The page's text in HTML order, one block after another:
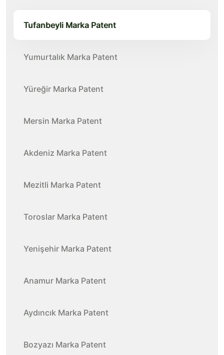
Tufanbeyli Marka Patent
Yumurtalık Marka Patent
Yüreğir Marka Patent
Mersin Marka Patent
Akdeniz Marka Patent
Mezitli Marka Patent
Toroslar Marka Patent
Yenişehir Marka Patent
Anamur Marka Patent
Aydıncık Marka Patent
Bozyazı Marka Patent